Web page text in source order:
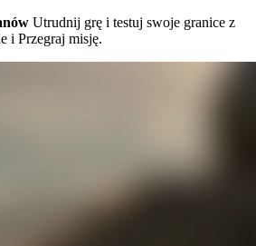
Utrudnij grę i testuj swoje granice z
i Przegraj misję.